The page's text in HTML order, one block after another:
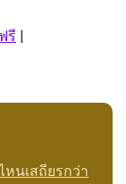
รี |
นเสถียรกว่า